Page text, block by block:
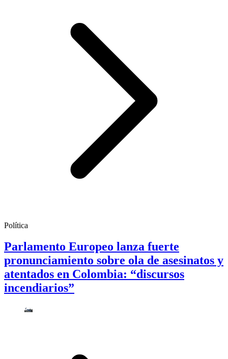
Política
Parlamento Europeo lanza fuerte
pronunciamiento sobre ola de asesinatos y
atentados en Colombia: “discursos
incendiarios”